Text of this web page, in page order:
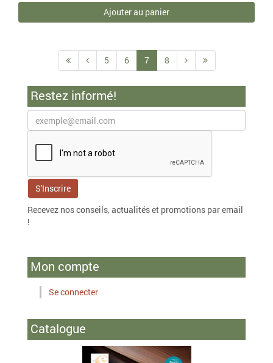
Ajouter au panier
5 6 7 8
Restez informé!
Recevez nos conseils, actualités et promotions par email
!
Mon compte
Se connecter
Catalogue